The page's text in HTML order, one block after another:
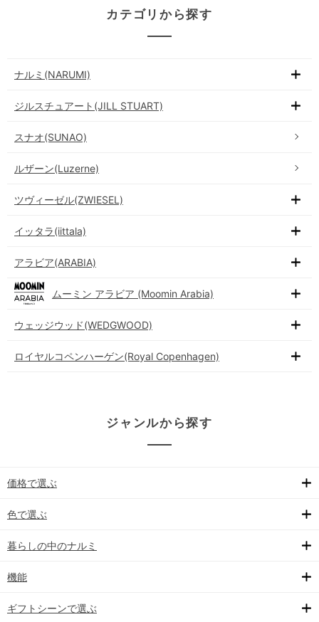
カテゴリから探す
ナルミ(NARUMI)
ジルスチュアート(JILL STUART)
スナオ(SUNAO)
ルザーン(Luzerne)
ツヴィーゼル(ZWIESEL)
イッタラ(iittala)
アラビア(ARABIA)
ムーミン アラビア (Moomin Arabia)
ウェッジウッド(WEDGWOOD)
ロイヤルコペンハーゲン(Royal Copenhagen)
ジャンルから探す
価格で選ぶ
色で選ぶ
暮らしの中のナルミ
機能
ギフトシーンで選ぶ